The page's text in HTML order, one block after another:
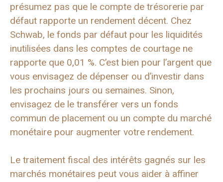
présumez pas que le compte de trésorerie par
défaut rapporte un rendement décent. Chez
Schwab, le fonds par défaut pour les liquidités
inutilisées dans les comptes de courtage ne
rapporte que 0,01 %. C’est bien pour l’argent que
vous envisagez de dépenser ou d’investir dans
les prochains jours ou semaines. Sinon,
envisagez de le transférer vers un fonds
commun de placement ou un compte du marché
monétaire pour augmenter votre rendement.
Le traitement fiscal des intérêts gagnés sur les
marchés monétaires peut vous aider à affiner